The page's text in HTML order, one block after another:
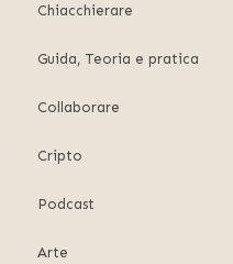
Chiacchierare
Guida, Teoria e pratica
Collaborare
Cripto
Podcast
Arte